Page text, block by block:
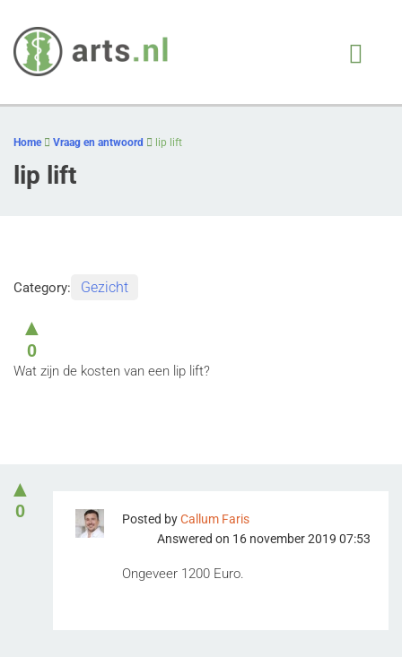
behandeling, op juiste
moment
Home Vraag en antwoord lip lift
lip lift
Category: Gezicht
▲
0
Wat zijn de kosten van een lip lift?
▲
0 Posted byCallum Faris
Answered on 16 november 2019 07:53
Ongeveer 1200 Euro.